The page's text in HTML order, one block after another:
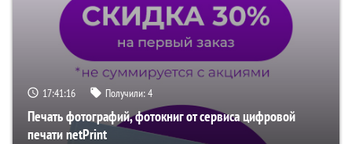
17:41:15 Получили:4
Печать фотографий, фотокниг от сервиса цифровой
печати netPrint